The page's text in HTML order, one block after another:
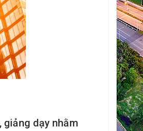
giảng dạy nhằm